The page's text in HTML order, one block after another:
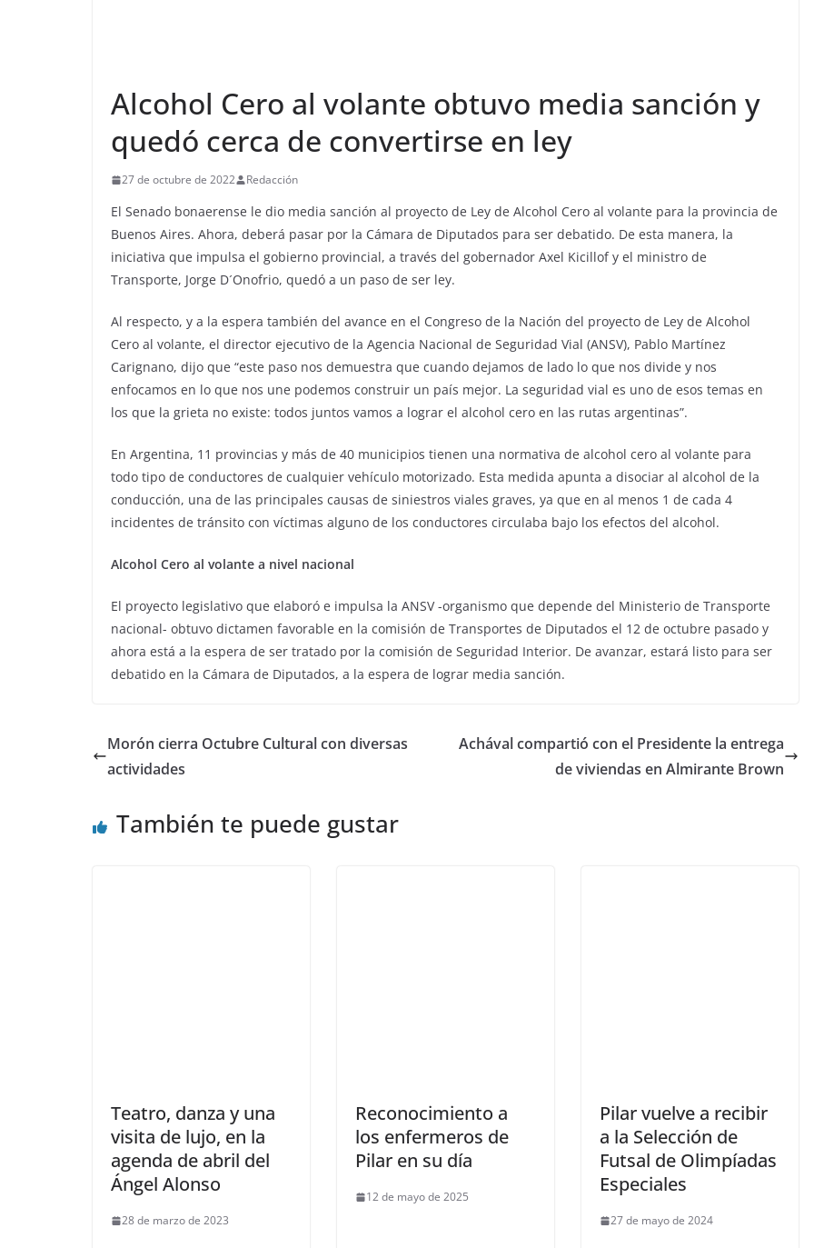
Alcohol Cero al volante obtuvo media sanción y
quedó cerca de convertirse en ley
27 de octubre de 2022 Redacción
El Senado bonaerense le dio media sanción al proyecto de Ley de Alcohol Cero al volante para la provincia de
Buenos Aires. Ahora, deberá pasar por la Cámara de Diputados para ser debatido. De esta manera, la
iniciativa que impulsa el gobierno provincial, a través del gobernador Axel Kicillof y el ministro de
Transporte, Jorge D´Onofrio, quedó a un paso de ser ley.
Al respecto, y a la espera también del avance en el Congreso de la Nación del proyecto de Ley de Alcohol
Cero al volante, el director ejecutivo de la Agencia Nacional de Seguridad Vial (ANSV), Pablo Martínez
Carignano, dijo que “este paso nos demuestra que cuando dejamos de lado lo que nos divide y nos
enfocamos en lo que nos une podemos construir un país mejor. La seguridad vial es uno de esos temas en
los que la grieta no existe: todos juntos vamos a lograr el alcohol cero en las rutas argentinas”.
En Argentina, 11 provincias y más de 40 municipios tienen una normativa de alcohol cero al volante para
todo tipo de conductores de cualquier vehículo motorizado. Esta medida apunta a disociar al alcohol de la
conducción, una de las principales causas de siniestros viales graves, ya que en al menos 1 de cada 4
incidentes de tránsito con víctimas alguno de los conductores circulaba bajo los efectos del alcohol.
Alcohol Cero al volante a nivel nacional
El proyecto legislativo que elaboró e impulsa la ANSV -organismo que depende del Ministerio de Transporte
nacional- obtuvo dictamen favorable en la comisión de Transportes de Diputados el 12 de octubre pasado y
ahora está a la espera de ser tratado por la comisión de Seguridad Interior. De avanzar, estará listo para ser
debatido en la Cámara de Diputados, a la espera de lograr media sanción.
Morón cierra Octubre Cultural con diversas
actividades
Achával compartió con el Presidente la entrega
de viviendas en Almirante Brown
También te puede gustar
Teatro, danza y una
visita de lujo, en la
agenda de abril del
Ángel Alonso
28 de marzo de 2023
Reconocimiento a
los enfermeros de
Pilar en su día
12 de mayo de 2025
Pilar vuelve a recibir
a la Selección de
Futsal de Olimpíadas
Especiales
27 de mayo de 2024